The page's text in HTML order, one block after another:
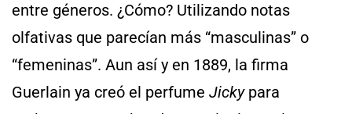
entre géneros. ¿Cómo? Utilizando notas
olfativas que parecían más “masculinas” o
“femeninas”. Aun así y en 1889, la firma
Guerlain ya creó el perfume Jickypara